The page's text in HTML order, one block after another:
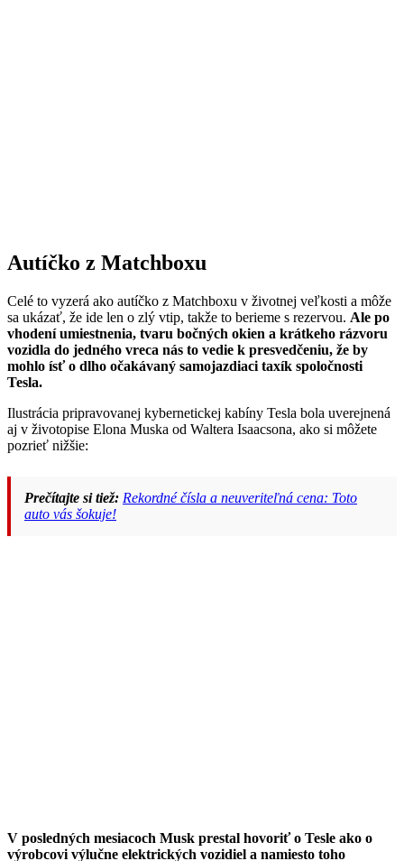
Autíčko z Matchboxu
Celé to vyzerá ako autíčko z Matchboxu v životnej veľkosti a môže
sa ukázať, že ide len o zlý vtip, takže to berieme s rezervou. Ale po
vhodení umiestnenia, tvaru bočných okien a krátkeho rázvoru
vozidla do jedného vreca nás to vedie k presvedčeniu, že by
mohlo ísť o dlho očakávaný samojazdiaci taxík spoločnosti
Tesla.
Ilustrácia pripravovanej kybernetickej kabíny Tesla bola uverejnená
aj v životopise Elona Muska od Waltera Isaacsona, ako si môžete
pozrieť nižšie:
Prečítajte si tiež: Rekordné čísla a neuveriteľná cena: Toto
auto vás šokuje!
V posledných mesiacoch Musk prestal hovoriť o Tesle ako o
výrobcovi výlučne elektrických vozidiel a namiesto toho